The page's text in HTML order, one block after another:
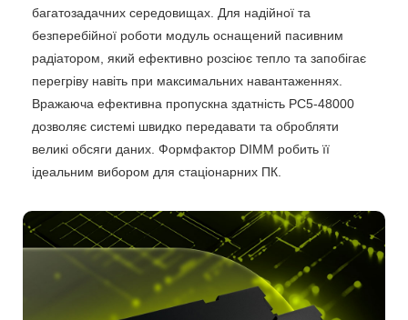
багатозадачних середовищах. Для надійної та
безперебійної роботи модуль оснащений пасивним
радіатором, який ефективно розсіює тепло та запобігає
перегріву навіть при максимальних навантаженнях.
Вражаюча ефективна пропускна здатність PC5-48000
дозволяє системі швидко передавати та обробляти
великі обсяги даних. Формфактор DIMM робить її
ідеальним вибором для стаціонарних ПК.